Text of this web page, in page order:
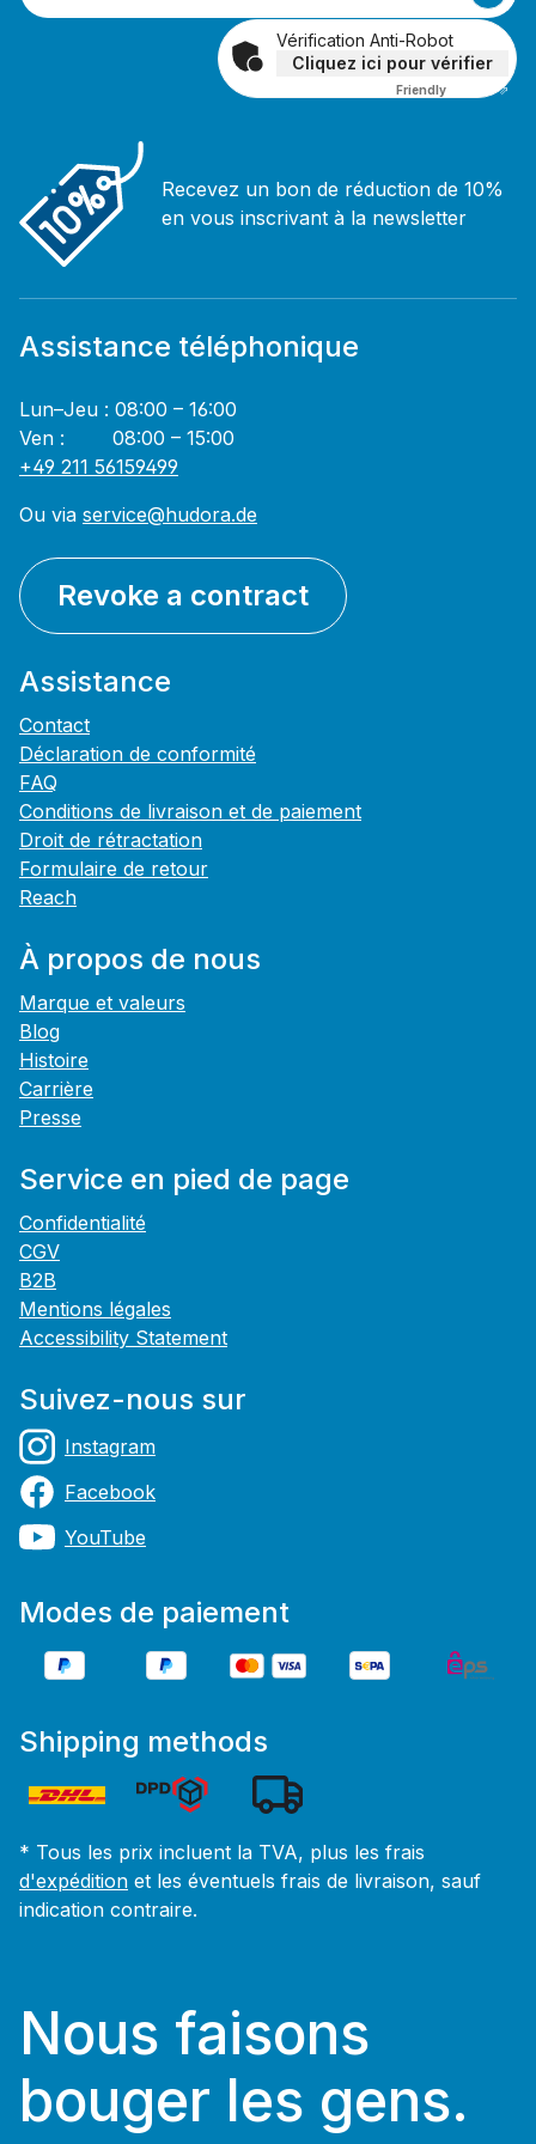
Vérification Anti-Robot
Cliquez ici pour vérifier
Friendly Captcha ⇗
Recevez un bon de réduction de 10%
en vous inscrivant à la newsletter
Assistance téléphonique
Lun–Jeu : 08:00 – 16:00
Ven : 08:00 – 15:00
+49 211 56159499
Ou via service@hudora.de
Revoke a contract
Assistance
Contact
Déclaration de conformité
FAQ
Conditions de livraison et de paiement
Droit de rétractation
Formulaire de retour
Reach
À propos de nous
Marque et valeurs
Blog
Histoire
Carrière
Presse
Service en pied de page
Confidentialité
CGV
B2B
Mentions légales
Accessibility Statement
Suivez-nous sur
Instagram
Facebook
YouTube
Modes de paiement
Shipping methods
* Tous les prix incluent la TVA, plus les frais
d'expédition et les éventuels frais de livraison, sauf
indication contraire.
Nous faisons
bouger les gens.